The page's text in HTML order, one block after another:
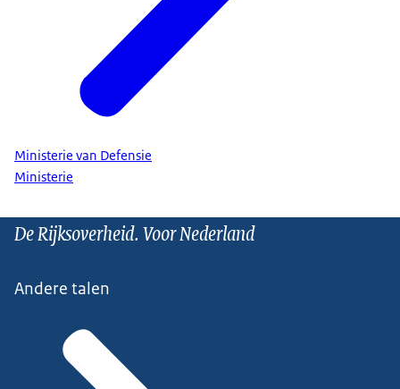
Ministerie van Defensie
Ministerie
De Rijksoverheid. Voor Nederland
Andere talen